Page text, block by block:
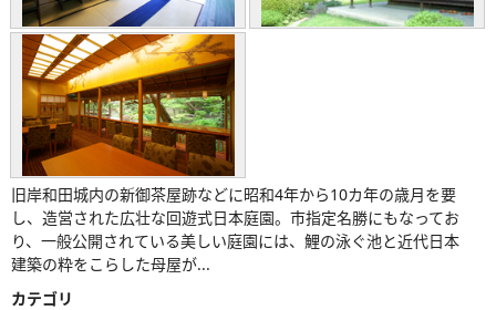
旧岸和田城内の新御茶屋跡などに昭和4年から10カ年の歳月を要
し、造営された広壮な回遊式日本庭園。市指定名勝にもなってお
り、一般公開されている美しい庭園には、鯉の泳ぐ池と近代日本
建築の粋をこらした母屋が...
カテゴリ